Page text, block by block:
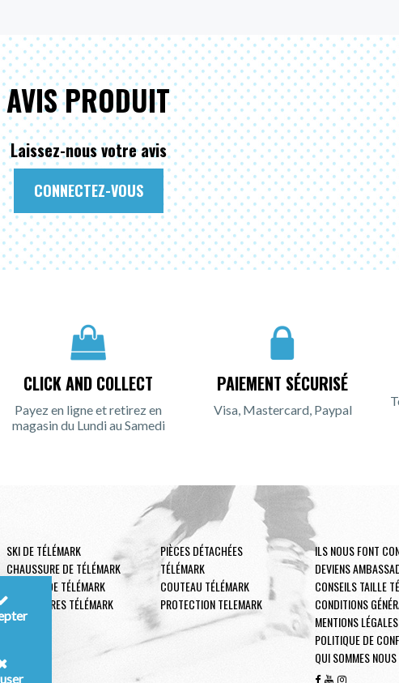
AVIS PRODUIT
Laissez-nous votre avis
CONNECTEZ-VOUS
CLICK AND COLLECT
Payez en ligne et retirez en
magasin du Lundi au Samedi
PAIEMENT SÉCURISÉ
Visa, Mastercard, Paypal
SKI DE TÉLÉMARK
CHAUSSURE DE TÉLÉMARK
FIXATION DE TÉLÉMARK
ACCESSOIRES TÉLÉMARK
PIÈCES DÉTACHÉES
TÉLÉMARK
COUTEAU TÉLÉMARK
PROTECTION TELEMARK
ILS NOUS FONT
DEVIENS
CONSEILS TAILLE
CONDITIONS
MENTIONS LÉGALES
POLITIQUE DE
QUI SOMMES